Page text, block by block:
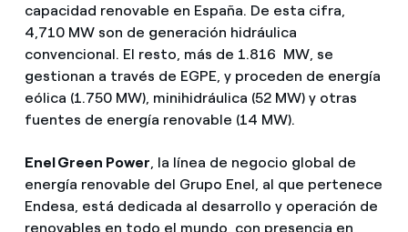
capacidad renovable en España. De esta cifra,
4,710 MW son de generación hidráulica
convencional. El resto, más de 1.816 MW, se
gestionan a través de EGPE, y proceden de energía
eólica (1.750 MW), minihidráulica (52 MW) y otras
fuentes de energía renovable (14 MW).
Enel Green Power, la línea de negocio global de
energía renovable del Grupo Enel, al que pertenece
Endesa, está dedicada al desarrollo y operación de
renovables en todo el mundo, con presencia en